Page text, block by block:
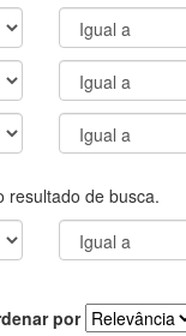
resultado de busca.
por